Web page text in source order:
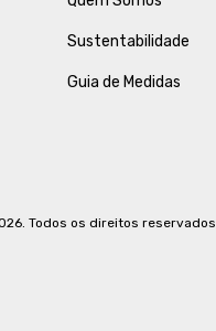
Sustentabilidade
Guia de Medidas
Todos os direitos reservados.